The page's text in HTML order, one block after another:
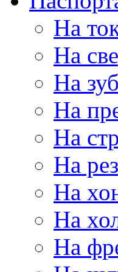
На
На
На
На
На
На
На
На
На